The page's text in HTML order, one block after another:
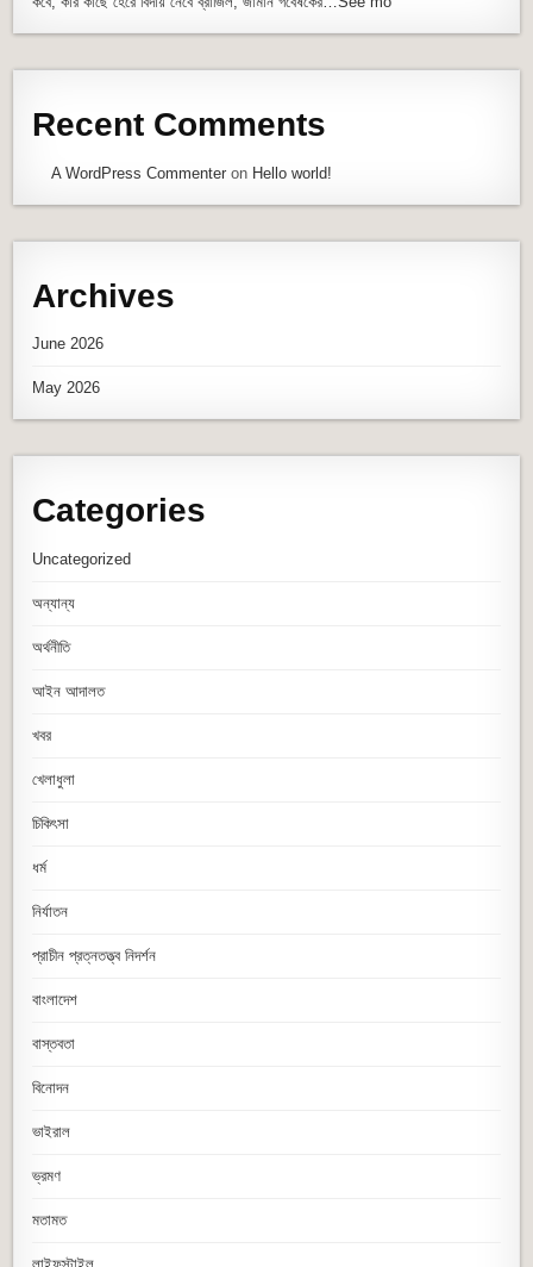
Recent Comments
A WordPress Commenteron Hello world!
Archives
June 2026
May 2026
Categories
Uncategorized
অন্যান্য
অর্থনীতি
আইন আদালত
খবর
খেলাধুলা
চিকিৎসা
ধর্ম
নির্যাতন
প্রাচীন প্রত্নতত্ত্ব নিদর্শন
বাংলাদেশ
বাস্তবতা
বিনোদন
ভাইরাল
ভ্রমণ
মতামত